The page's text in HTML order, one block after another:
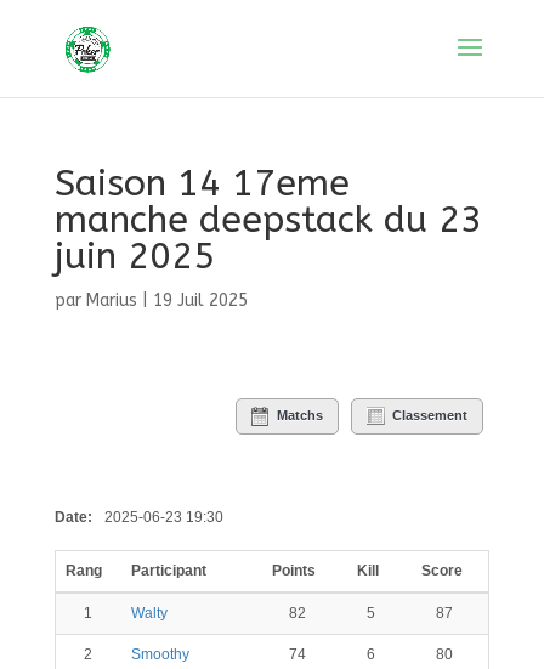
Saison 14 17eme
manche deepstack du 23
juin 2025
par Marius 19 Juil 2025
Matchs Classement
Date: 2025-06-23 19:30
Rang Participant Points Kill Score
1 Walty 82 5 87
2 Smoothy 74 6 80